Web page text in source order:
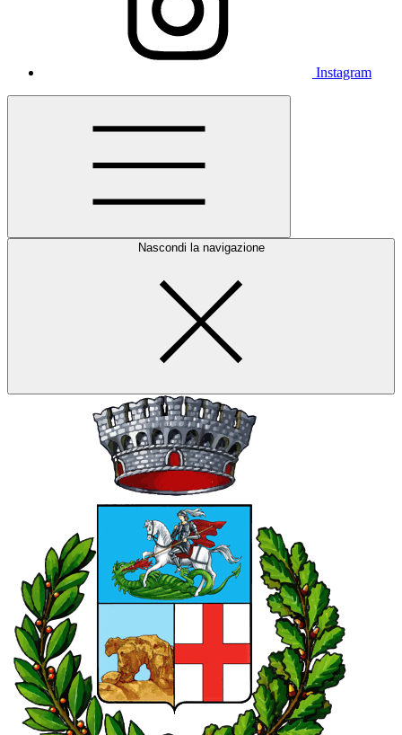
Instagram
Nascondi la navigazione